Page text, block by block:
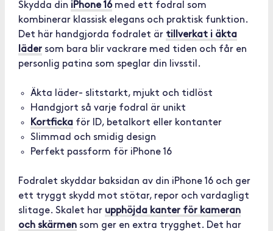
Skydda din iPhone 16med ett fodral som
kombinerar klassisk elegans och praktisk funktion.
Det här handgjorda fodralet är tillverkat i äkta
läder som bara blir vackrare med tiden och får en
personlig patina som speglar din livsstil.
Äkta läder- slitstarkt, mjukt och tidlöst
Handgjort så varje fodral är unikt
Kortficka för ID, betalkort eller kontanter
Slimmad och smidig design
Perfekt passform för iPhone 16
Fodralet skyddar baksidan av din iPhone 16 och ger
ett tryggt skydd mot stötar, repor och vardagligt
slitage. Skalet har upphöjda kanter för kameran
och skärmen som ger en extra trygghet. Det har